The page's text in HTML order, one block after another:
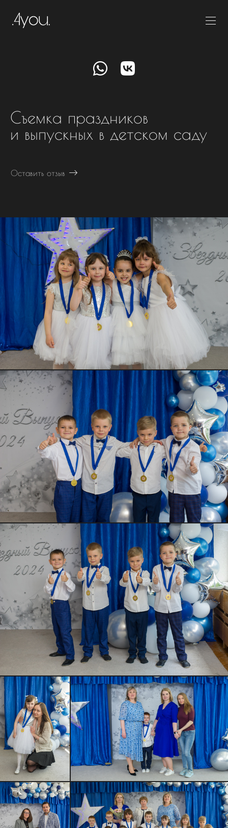
Съемка праздников
и выпускных в детском саду
Оставить отзыв